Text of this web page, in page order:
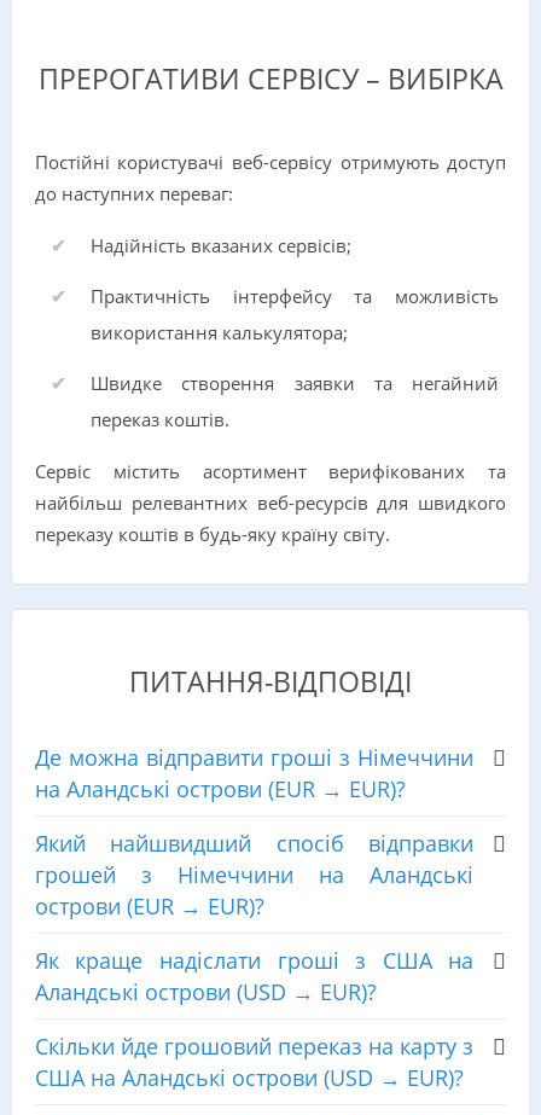
ПРЕРОГАТИВИ СЕРВІСУ – ВИБІРКА
Постійні користувачі веб-сервісу отримують доступ
до наступних переваг:
Надійність вказаних сервісів;
Практичність інтерфейсу та можливість
використання калькулятора;
Швидке створення заявки та негайний
переказ коштів.
Сервіс містить асортимент верифікованих та
найбільш релевантних веб-ресурсів для швидкого
переказу коштів в будь-яку країну світу.
ПИТАННЯ-ВІДПОВІДІ
Де можна відправити гроші з Німеччини
на Аландські острови (EUR → EUR)?
Який найшвидший спосіб відправки
грошей з Німеччини на Аландські
острови (EUR → EUR)?
Як краще надіслати гроші з США на
Аландські острови (USD → EUR)?
Скільки йде грошовий переказ на карту з
США на Аландські острови (USD → EUR)?